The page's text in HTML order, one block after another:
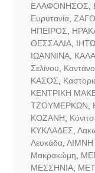
ΕΛΑΦΟΝΗΣΟΣ
Ευρυτανία,
ΗΠΕΙΡΟΣ
ΘΕΣΣΑΛΙΑ,
ΙΩΑΝΝΙΝΑ,
Σελίνου
ΚΑΣΟΣ
ΚΕΝΤΡΙΚΗ
ΤΖΟΥΜΕΡΚΩΝ
ΚΟΖΑΝΗ
ΚΥΚΛΑΔΕΣ
Λευκάδα,
Μακρακώμη
ΜΕΣΣΗΝΙΑ,